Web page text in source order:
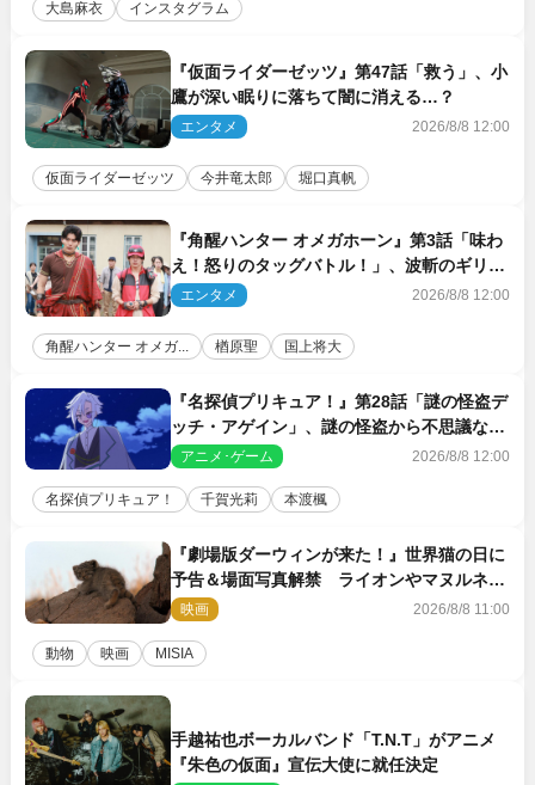
大島麻衣 インスタグラム
『仮面ライダーゼッツ』第47話「救う」、小
鷹が深い眠りに落ちて闇に消える…？
エンタメ 2026/8/8 12:00
仮面ライダーゼッツ 今井竜太郎 堀口真帆
『角醒ハンター オメガホーン』第3話「味わ
え！怒りのタッグバトル！」、波斬のギリコ
がハンターバトルを挑んできた！
エンタメ 2026/8/8 12:00
角醒ハンター オメガ... 楢原聖 国上将大
『名探偵プリキュア！』第28話「謎の怪盗デ
ッチ・アゲイン」、謎の怪盗から不思議な予
告状が届く
アニメ･ゲーム 2026/8/8 12:00
名探偵プリキュア！ 千賀光莉 本渡楓
『劇場版ダーウィンが来た！』世界猫の日に
予告＆場面写真解禁 ライオンやマヌルネコ
の赤ちゃんが大集合
映画 2026/8/8 11:00
動物 映画 MISIA
手越祐也ボーカルバンド「T.N.T」がアニメ
『朱色の仮面』宣伝大使に就任決定